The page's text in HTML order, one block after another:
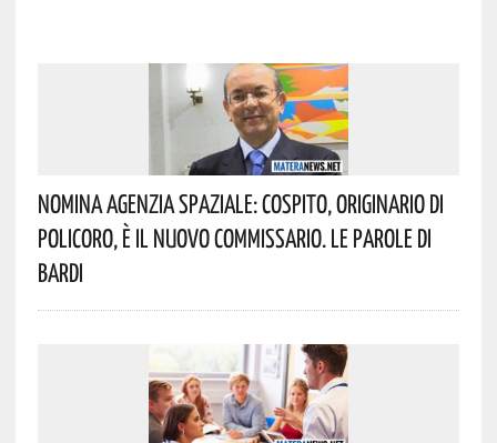
Nomina Agenzia Spaziale: Cospito, Originario Di
Policoro, È Il Nuovo Commissario. Le Parole Di
Bardi